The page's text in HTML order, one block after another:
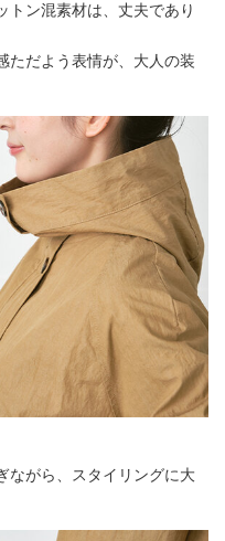
トン混素材は、丈夫であり
ただよう表情が、大人の装
ながら、スタイリングに大